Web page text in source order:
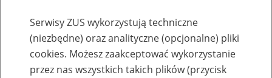
Komunikaty
Serwisy ZUS wykorzystują techniczne
(niezbędne) oraz analityczne (opcjonalne) pliki
cookies. Możesz zaakceptować wykorzystanie
przez nas wszystkich takich plików (przycisk